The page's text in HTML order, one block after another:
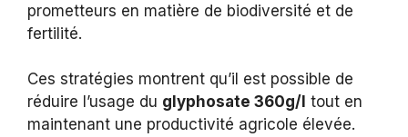
prometteurs en matière de biodiversité et de
fertilité.
Ces stratégies montrent qu’il est possible de
réduire l’usage du glyphosate 360g/l tout en
maintenant une productivité agricole élevée.